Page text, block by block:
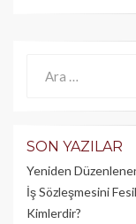
SON YAZILAR
Yeniden
İş Sözleşmesini
Kimlerdir?